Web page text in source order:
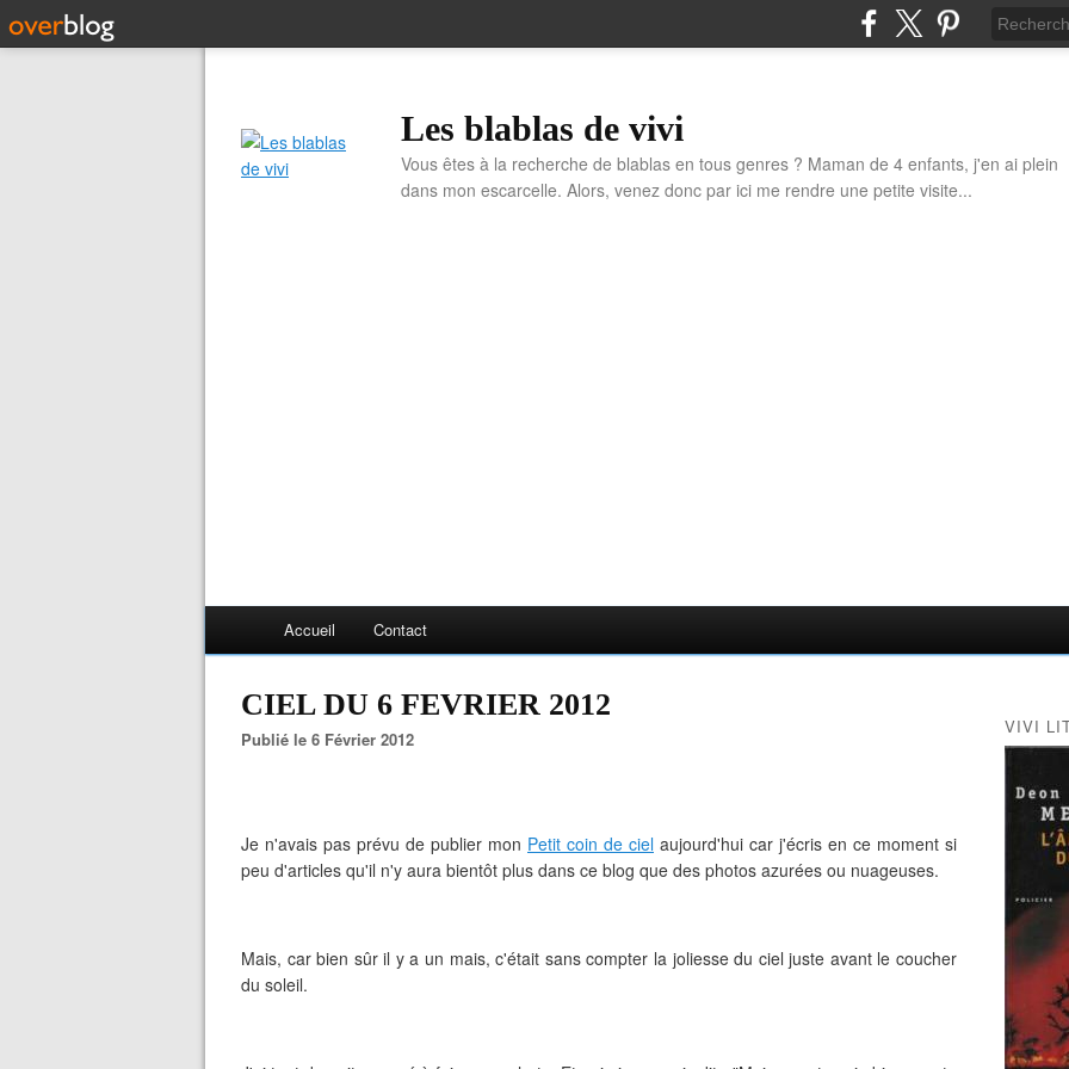
Les blablas de vivi
Vous êtes à la recherche de blablas en tous genres ? Maman de 4 enfants, j'en ai plein
dans mon escarcelle. Alors, venez donc par ici me rendre une petite visite...
Accueil Contact
CIEL DU 6 FEVRIER 2012
Publié le 6 Février 2012
Je n'avais pas prévu de publier mon Petit coin de ciel aujourd'hui car j'écris en ce moment si
peu d'articles qu'il n'y aura bientôt plus dans ce blog que des photos azurées ou nuageuses.
Mais, car bien sûr il y a un mais, c'était sans compter la joliesse du ciel juste avant le coucher
du soleil.
VIVI